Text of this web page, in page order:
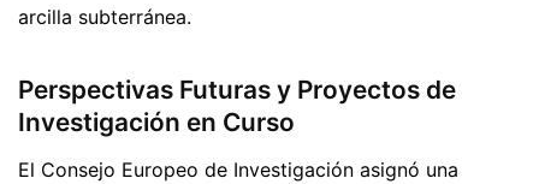
arcilla subterránea.
Perspectivas Futuras y Proyectos de
Investigación en Curso
El Consejo Europeo de Investigación asignó una